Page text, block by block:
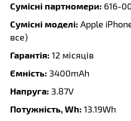
Сумісні партномери: 616-
Сумісні моделі: Apple
все)
Гарантія: 12 місяців
Ємність: 3400mAh
Напруга: 3.87V
Потужність, Wh: 13.19Wh